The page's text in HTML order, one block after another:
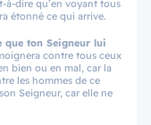
à-dire qu’en voyant tous
étonné ce qui arrive.
que ton Seigneur lui
contre tous ceux
bien ou en mal, car la
les hommes de ce
Seigneur, car elle ne